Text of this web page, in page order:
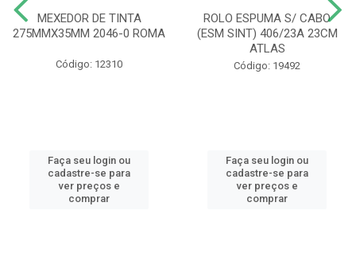
MEXEDOR DE TINTA
275MMX35MM 2046-0 ROMA
Código: 12310
Faça seu login ou
cadastre-se para
ver preços e
comprar
ROLO ESPUMA S/ CABO
(ESM SINT) 406/23A 23CM
ATLAS
Código: 19492
Faça seu login ou
cadastre-se para
ver preços e
comprar